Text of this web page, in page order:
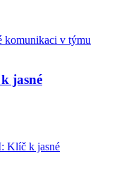
jasné
Klíč k jasné